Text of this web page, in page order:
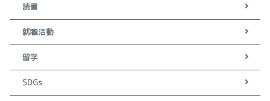
読書
就職活動
留学
SDGs